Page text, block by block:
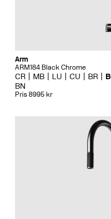
Arm
ARM184 Black Chrome
CR MB LU CU BR
BN
Pris 8995 kr